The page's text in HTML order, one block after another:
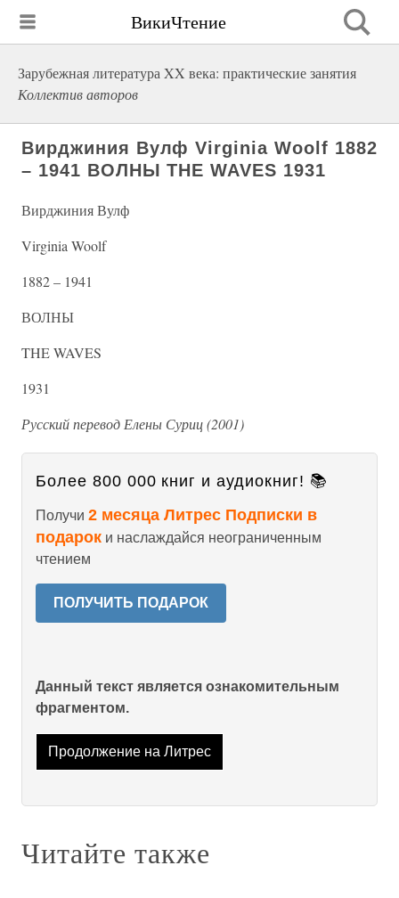
ВикиЧтение
Зарубежная литература XX века: практические занятия
Коллектив авторов
Вирджиния Вулф Virginia Woolf 1882
– 1941 ВОЛНЫ THE WAVES 1931
Вирджиния Вулф
Virginia Woolf
1882 – 1941
ВОЛНЫ
THE WAVES
1931
Русский перевод Елены Суриц (2001)
Более 800 000 книг и аудиокниг! 📚
Получи 2 месяца Литрес Подписки в
подарок и наслаждайся неограниченным
чтением
ПОЛУЧИТЬ ПОДАРОК
Данный текст является ознакомительным
фрагментом.
Продолжение на Литрес
Читайте также